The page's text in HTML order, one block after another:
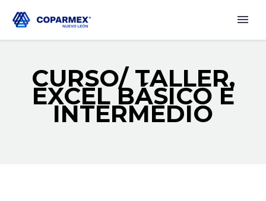
CURSO/ TALLER,
EXCEL BÁSICO E
INTERMEDIO